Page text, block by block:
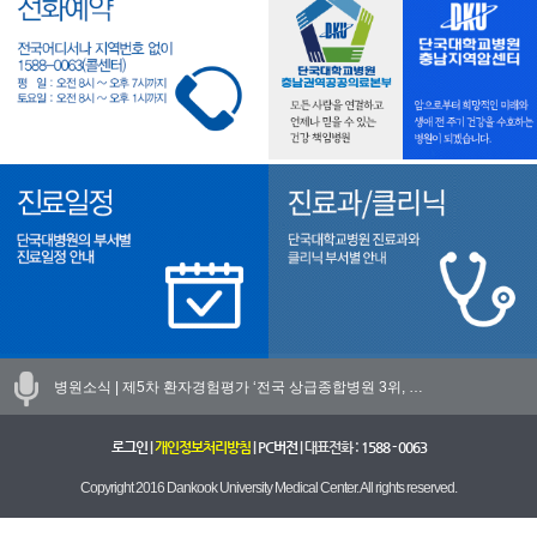
병원소식 | 제5차 환자경험평가 ‘전국 상급종합병원 3위, …
로그인| 개인정보처리방침| PC버전| 대표전화 : 1588 - 0063
Copyright 2016 Dankook University Medical Center. All rights reserved.